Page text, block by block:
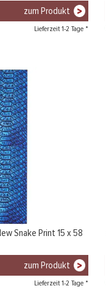
zum Produkt
Lieferzeit 1-2 Tage *
Snake Print 15 x 58
zum Produkt
Lieferzeit 1-2 Tage *